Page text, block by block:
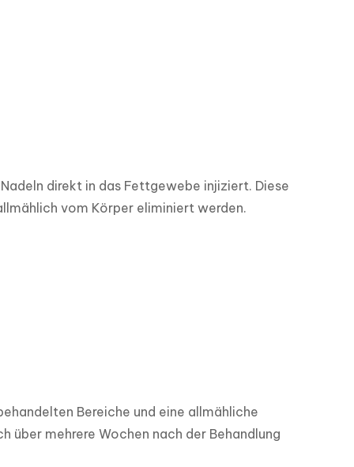
direkt in das Fettgewebe injiziert. Diese
vom Körper eliminiert werden.
Bereiche und eine allmähliche
über mehrere Wochen nach der Behandlung